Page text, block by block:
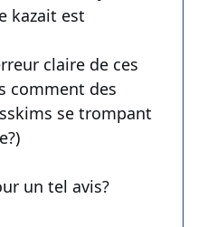
kazait est
claire de ces
comment des
se trompant
un tel avis?